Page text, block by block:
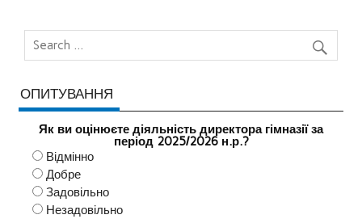
ОПИТУВАННЯ
Як ви оцінюєте діяльність директора гімназії за
період 2025/2026 н.р.?
Відмінно
Добре
Задовільно
Незадовільно